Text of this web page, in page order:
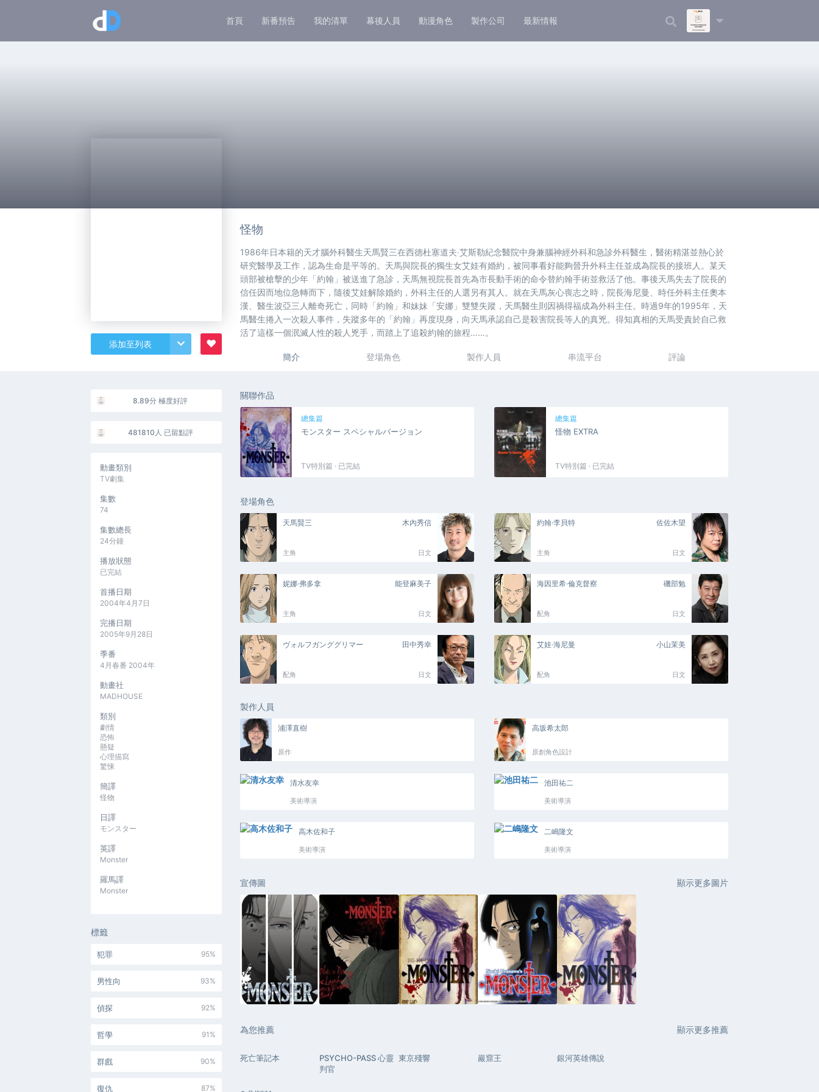
首頁 新番預告 我的清單 幕後人員 動漫角色 製作公司 最新情報
添加至列表 ♥
怪物
1986年日本籍的天才腦外科醫生天馬賢三在西德杜塞道夫‧艾斯勒紀念醫院中身兼腦神經外科和急診外科醫生，醫術精湛並熱心於
研究醫學及工作，認為生命是平等的。天馬與院長的獨生女艾娃有婚約，被同事看好能夠晉升外科主任並成為院長的接班人。某天
頭部被槍擊的少年「約翰」被送進了急診，天馬無視院長首先為市長動手術的命令替約翰手術並救活了他。事後天馬失去了院長的
信任因而地位急轉而下，隨後艾娃解除婚約，外科主任的人選另有其人。就在天馬灰心喪志之時，院長海尼曼、時任外科主任奧本
漢、醫生波亞三人離奇死亡，同時「約翰」和妹妹「安娜」雙雙失蹤，天馬醫生則因禍得福成為外科主任。時過9年的1995年，天
馬醫生捲入一次殺人事件，失蹤多年的「約翰」再度現身，向天馬承認自己是殺害院長等人的真兇。得知真相的天馬受責於自己救
活了這樣一個泯滅人性的殺人兇手，而踏上了追殺約翰的旅程……。
簡介 登場角色 製作人員 串流平台 評論
8.89分 極度好評
481810人 已留點評
動畫類別
TV劇集
集數
74
集數總長
24分鐘
播放狀態
已完結
首播日期
2004年4月7日
完播日期
2005年9月28日
季番
4月春番 2004年
動畫社
MADHOUSE
類別
劇情
恐怖
懸疑
心理描寫
驚悚
簡譯
怪物
日譯
モンスター
英譯
Monster
羅馬譯
Monster
標籤
犯罪 95%
男性向 93%
偵探 92%
哲學 91%
群戲 90%
復仇 87%
關聯作品
總集篇
モンスター スペシャルバージョン
TV特別篇 · 已完結
總集篇
怪物 EXTRA
TV特別篇 · 已完結
登場角色
天馬賢三 木內秀信
主角 日文
約翰·李貝特 佐佐木望
主角 日文
妮娜·弗多拿 能登麻美子
主角 日文
海因里希·倫克督察 磯部勉
配角 日文
ヴォルフガンググリマー 田中秀幸
配角 日文
艾娃·海尼曼 小山茉美
配角 日文
製作人員
浦澤直樹
原作
高坂希太郎
原創角色設計
清水友幸
美術導演
池田祐二
美術導演
高木佐和子
美術導演
二嶋隆文
美術導演
宣傳圖 顯示更多圖片
為您推薦 顯示更多推薦
死亡筆記本
PSYCHO-PASS 心靈
判官
東京殘響 巖窟王 銀河英雄傳說